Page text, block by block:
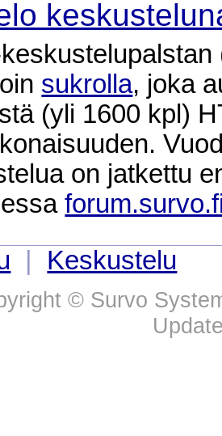
sukrolla, joka
(yli 1600 kpl)
on jatkettu
Keskustelu
© Survo